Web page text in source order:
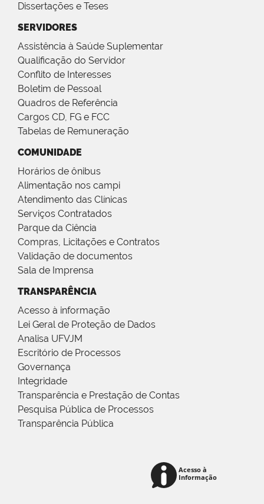
Dissertações e Teses
SERVIDORES
Assistência à Saúde Suplementar
Qualificação do Servidor
Conflito de Interesses
Boletim de Pessoal
Quadros de Referência
Cargos CD, FG e FCC
Tabelas de Remuneração
COMUNIDADE
Horários de ônibus
Alimentação nos campi
Atendimento das Clínicas
Serviços Contratados
Parque da Ciência
Compras, Licitações e Contratos
Validação de documentos
Sala de Imprensa
TRANSPARÊNCIA
Acesso à informação
Lei Geral de Proteção de Dados
Analisa UFVJM
Escritório de Processos
Governança
Integridade
Transparência e Prestação de Contas
Pesquisa Pública de Processos
Transparência Pública